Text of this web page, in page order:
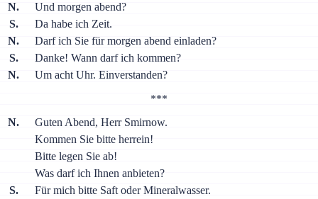
N.
Und morgen abend?
S.
Da habe ich Zeit.
N.
Darf ich Sie für morgen abend einladen?
S.
Danke! Wann darf ich kommen?
N.
Um acht Uhr. Einverstanden?
***
N.
Guten Abend, Herr Smirnow.
Kommen Sie bitte herrein!
Bitte legen Sie ab!
Was darf ich Ihnen anbieten?
S.
Für mich bitte Saft oder Mineralwasser.